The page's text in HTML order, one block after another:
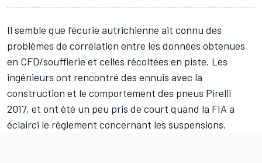
Il semble que l’écurie autrichienne ait connu des
problèmes de corrélation entre les données obtenues
en CFD/soufflerie et celles récoltées en piste. Les
ingénieurs ont rencontré des ennuis avec la
construction et le comportement des pneus Pirelli
2017, et ont été un peu pris de court quand la FIA a
éclairci le règlement concernant les suspensions.